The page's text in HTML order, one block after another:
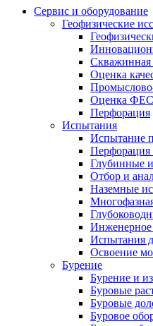
Сервис и оборудование
Геофизические
Скважинная
Оценка
Оценка ФЕС
Перфорация
Испытания
Испытание
Перфорация
Глубинные
Отбор и
Наземные
Инженерное
Испытания
Освоение
Бурение
Бурение и
Буровые
Буровые
Буровое